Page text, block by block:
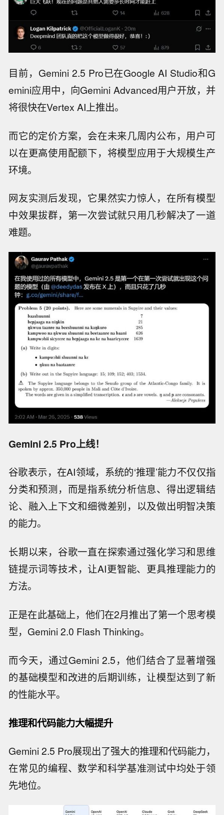
目前，Gemini 2.5 Pro已在Google AI Studio和G
emini应用中，向Gemini Advanced用户开放，并
将很快在Vertex AI上推出。
而它的定价方案，会在未来几周内公布，用户可
以在更高使用配额下，将模型应用于大规模生产
环境。
网友实测后发现，它果然实力惊人，在所有模型
中效果拔群，第一次尝试就只用几秒解决了一道
难题。
Gemini 2.5 Pro上线！
谷歌表示，在AI领域，系统的‘推理’能力不仅仅指
分类和预测，而是指系统分析信息、得出逻辑结
论、融入上下文和细微差别，以及做出明智决策
的能力。
长期以来，谷歌一直在探索通过强化学习和思维
链提示词等技术，让AI更智能、更具推理能力的
方法。
正是在此基础上，他们在2月推出了第一个思考模
型，Gemini 2.0 Flash Thinking。
而今天，通过Gemini 2.5，他们结合了显著增强
的基础模型和改进的后期训练，让模型达到了新
的性能水平。
推理和代码能力大幅提升
Gemini 2.5 Pro展现出了强大的推理和代码能力，
在常见的编程、数学和科学基准测试中均处于领
先地位。